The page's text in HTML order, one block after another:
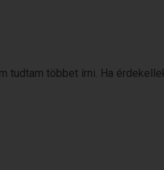
tudtam többet írni. Ha